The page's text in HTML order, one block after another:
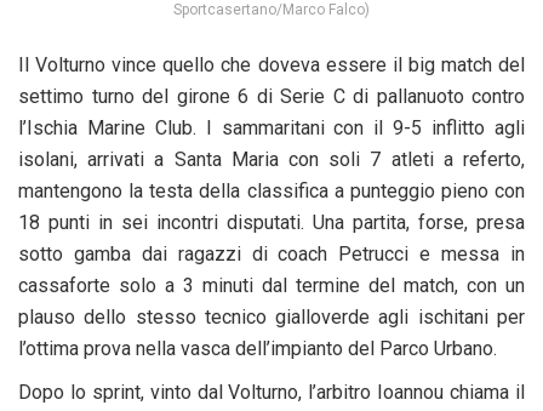
Sportcasertano/Marco Falco)
Il Volturno vince quello che doveva essere il big match del
settimo turno del girone 6 di Serie C di pallanuoto contro
l’Ischia Marine Club. I sammaritani con il 9-5 inflitto agli
isolani, arrivati a Santa Maria con soli 7 atleti a referto,
mantengono la testa della classifica a punteggio pieno con
18 punti in sei incontri disputati. Una partita, forse, presa
sotto gamba dai ragazzi di coach Petrucci e messa in
cassaforte solo a 3 minuti dal termine del match, con un
plauso dello stesso tecnico gialloverde agli ischitani per
l’ottima prova nella vasca dell’impianto del Parco Urbano.
Dopo lo sprint, vinto dal Volturno, l’arbitro Ioannou chiama il